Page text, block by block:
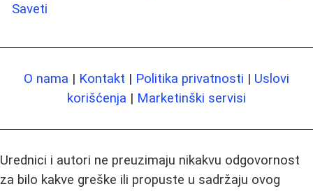
Saveti
O nama | Kontakt | Politika privatnosti | Uslovi
korišćenja | Marketinški servisi
Urednici i autori ne preuzimaju nikakvu odgovornost
za bilo kakve greške ili propuste u sadržaju ovog